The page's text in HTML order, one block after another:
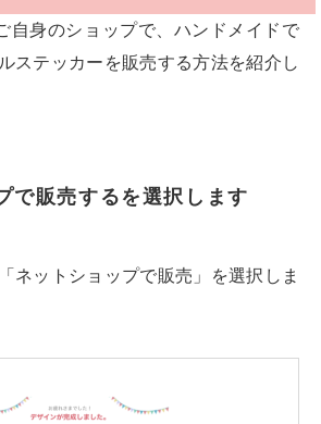
自身のショップで、ハンドメイドで
ステッカーを販売する方法を紹介し
で販売するを選択します
ネットショップで販売」を選択しま